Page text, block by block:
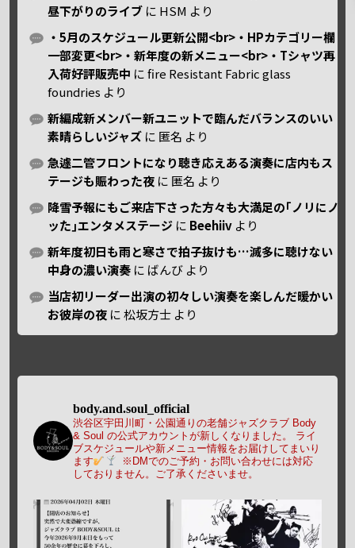
昼下がりのライブ に HSM より
・5月のスケジュール更新公開<br>・HPカテゴリー欄
一部変更<br>・新年度の新メニュー<br>・Tシャツ再
入荷好評販売中 にfire Resistant Fabric glass
foundries より
新編成新メンバー新ユニットで臨んだバランスのいい
素晴らしいジャズ に 匿名 より
急遽二管フロントになり聴き応えある演奏に店内もス
テージも賑わった夜 に 匿名 より
降雪予報にもご来店下さった方々も大満足の｢ノリにノ
ッた｣エンタメステージ に Beehiiv より
新年度初日も雨と寒さで拍子抜けも…滅多に聴けない
中身の濃い演奏 に ばんび より
当店初リーダー出演の初々しい演奏を楽しんだ暖かい
お彼岸の夜 に松坂方士 より
body.and.soul_official
渋谷区宇田川町・公園通りの老舗ジャズクラブ Body
& Soul の公式アカウントが新しくなりました。
ライ
ブスケジュールや新メニュー情報をお届けしてまいり
ます
※DMでのご予約・お問い合わせには対応
しておりません。ご了承くださいませ。